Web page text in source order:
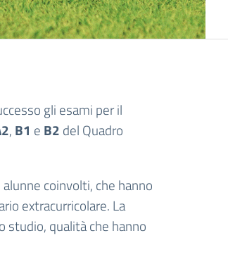
gli esami per il
, B1 e B2 del Quadro
coinvolti, che hanno
extracurricolare. La
studio, qualità che hanno